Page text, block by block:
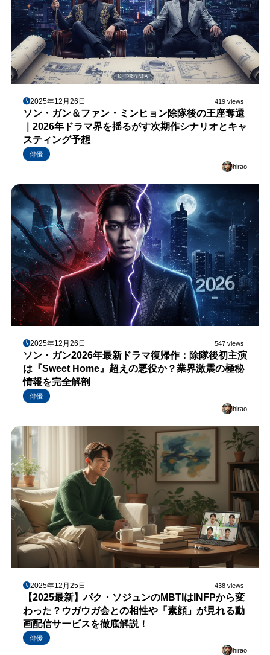
2025年12月26日 419 views
ソン・ガン＆ファン・ミンヒョン除隊後の王座奪還
｜2026年ドラマ界を揺るがす次期作シナリオとキャ
スティング予想
俳優
hirao
2025年12月26日 547 views
ソン・ガン2026年最新ドラマ復帰作：除隊後初主演
は『Sweet Home』超えの悪役か？業界激震の極秘
情報を完全解剖
俳優
hirao
2025年12月25日 438 views
【2025最新】パク・ソジュンのMBTIはINFPから変
わった？ウガウガ会との相性や「素顔」が見れる動
画配信サービスを徹底解説！
俳優
hirao